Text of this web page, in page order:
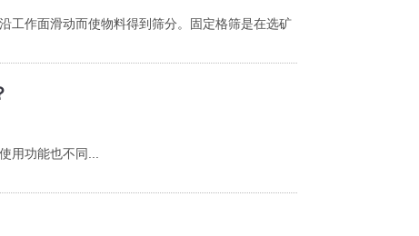
工作面滑动而使物料得到筛分。固定格筛是在选矿
用功能也不同...